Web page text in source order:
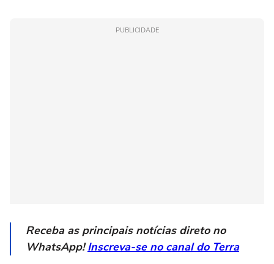
PUBLICIDADE
Receba as principais notícias direto no
WhatsApp!Inscreva-se no canal do Terra